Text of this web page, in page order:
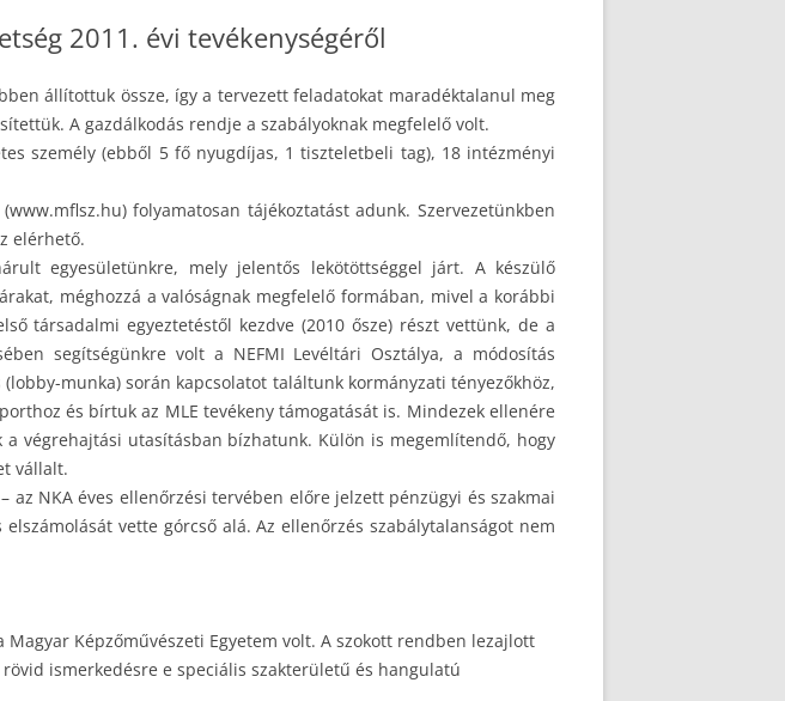
2011. évi tevékenységéről
állítottuk össze, így a tervezett feladatokat maradéktalanul meg
A gazdálkodás rendje a szabályoknak megfelelő volt.
személy (ebből 5 fő nyugdíjas, 1 tiszteletbeli tag), 18 intézményi
folyamatosan tájékoztatást adunk. Szervezetünkben
elérhető.
egyesületünkre, mely jelentős lekötöttséggel járt. A készülő
méghozzá a valóságnak megfelelő formában, mivel a korábbi
társadalmi egyeztetéstől kezdve (2010 ősze) részt vettünk, de a
segítségünkre volt a NEFMI Levéltári Osztálya, a módosítás
munka) során kapcsolatot találtunk kormányzati tényezőkhöz,
és bírtuk az MLE tevékeny támogatását is. Mindezek ellenére
végrehajtási utasításban bízhatunk. Külön is megemlítendő, hogy
vállalt.
NKA éves ellenőrzési tervében előre jelzett pénzügyi és szakmai
vette górcső alá. Az ellenőrzés szabálytalanságot nem
Magyar Képzőművészeti Egyetem volt. A szokott rendben lezajlott
ismerkedésre e speciális szakterületű és hangulatú